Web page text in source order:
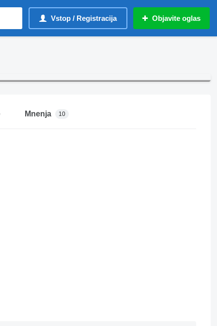
Vstop / Registracija Objavite oglas
Mnenja 10